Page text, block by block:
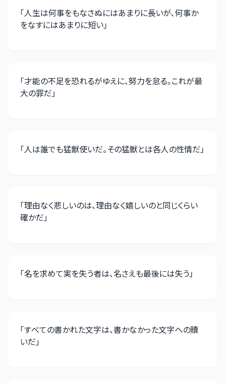
「人生は何事をもなさぬにはあまりに長いが、何事か
をなすにはあまりに短い」
「才能の不足を恐れるがゆえに、努力を怠る。これが最
大の罪だ」
「人は誰でも猛獣使いだ。その猛獣とは各人の性情だ」
「理由なく悲しいのは、理由なく嬉しいのと同じくらい
確かだ」
「名を求めて実を失う者は、名さえも最後には失う」
「すべての書かれた文字は、書かなかった文字への贖
いだ」